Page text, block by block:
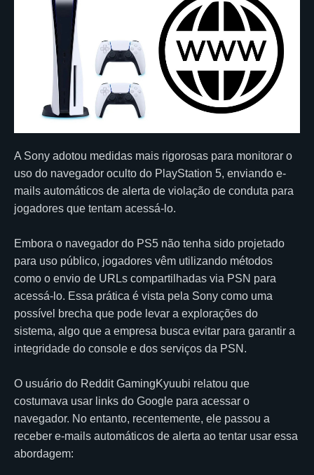
A Sony adotou medidas mais rigorosas para monitorar o
uso do navegador oculto do PlayStation 5, enviando e-
mails automáticos de alerta de violação de conduta para
jogadores que tentam acessá-lo.
Embora o navegador do PS5 não tenha sido projetado
para uso público, jogadores vêm utilizando métodos
como o envio de URLs compartilhadas via PSN para
acessá-lo. Essa prática é vista pela Sony como uma
possível brecha que pode levar a explorações do
sistema, algo que a empresa busca evitar para garantir a
integridade do console e dos serviços da PSN.
O usuário do Reddit GamingKyuubi relatou que
costumava usar links do Google para acessar o
navegador. No entanto, recentemente, ele passou a
receber e-mails automáticos de alerta ao tentar usar essa
abordagem: